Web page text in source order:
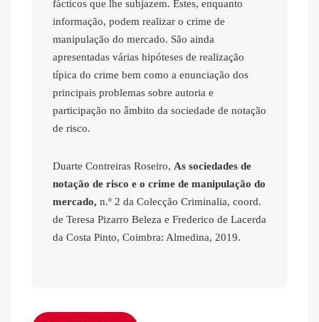
fácticos que lhe subjazem. Estes, enquanto
informação, podem realizar o crime de
manipulação do mercado. São ainda
apresentadas várias hipóteses de realização
típica do crime bem como a enunciação dos
principais problemas sobre autoria e
participação no âmbito da sociedade de notação
de risco.
Duarte Contreiras Roseiro, As sociedades de
notação de risco e o crime de manipulação do
mercado, n.º 2 da Colecção Criminalia, coord.
de Teresa Pizarro Beleza e Frederico de Lacerda
da Costa Pinto, Coimbra: Almedina, 2019.